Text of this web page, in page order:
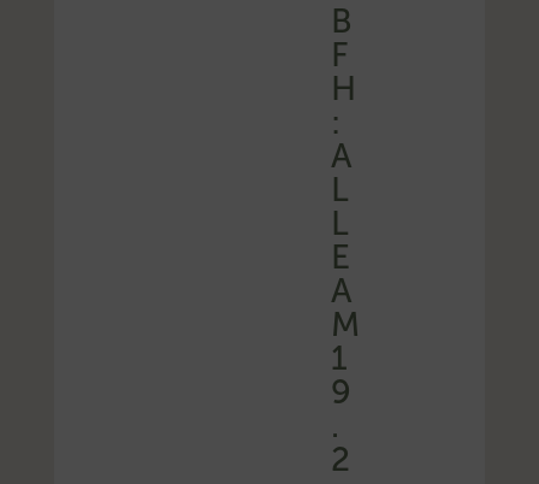
B
F
H
:
A
L
L
E
A
M
1
9
.
2